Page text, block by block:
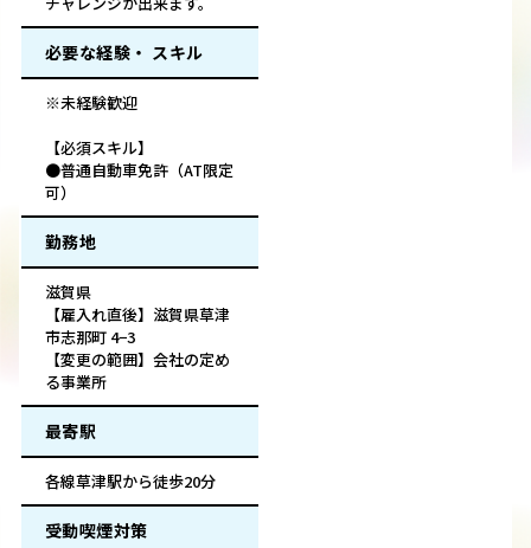
必要な経験・ スキル
※未経験歓迎
【必須スキル】
●普通自動車免許（AT限定
可）
勤務地
滋賀県
【雇入れ直後】滋賀県草津
市志那町 4−3
【変更の範囲】会社の定め
る事業所
最寄駅
各線草津駅から徒歩20分
受動喫煙対策